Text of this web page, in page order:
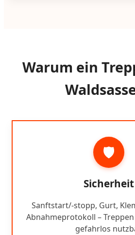
Warum ein
🛡️
Sicherheit
Sanftstart/-stopp, Gurt,
Abnahmeprotokoll –
gefahrlos